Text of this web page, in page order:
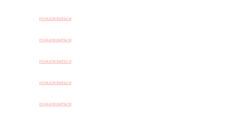
пожаловаться
пожаловаться
пожаловаться
пожаловаться
пожаловаться